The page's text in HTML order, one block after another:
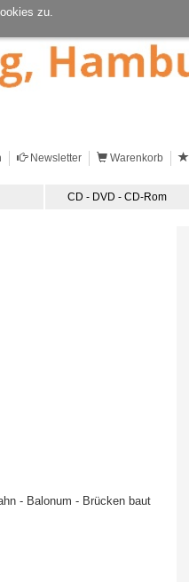
zu.
Newsletter Warenkorb
CD - DVD - CD-Rom
- Balonum - Brücken baut